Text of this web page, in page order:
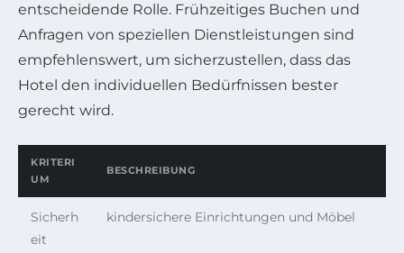
entscheidende Rolle. Frühzeitiges Buchen und
Anfragen von speziellen Dienstleistungen sind
empfehlenswert, um sicherzustellen, dass das
Hotel den individuellen Bedürfnissen bester
gerecht wird.
KRITERI
UM
BESCHREIBUNG
Sicherh
eit
kindersichere Einrichtungen und Möbel